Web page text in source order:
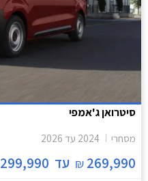
סיטרואן ג'אמפי
מסחרי 2024 עד 2026
269,990
₪ עד 299,990